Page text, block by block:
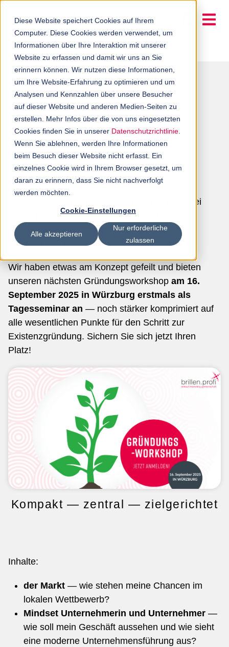
Diese Website speichert Cookies auf Ihrem
Computer. Diese Cookies werden verwendet, um
Informationen über Ihre Interaktion mit unserer
Website zu erfassen und damit wir uns an Sie
erinnern können. Wir nutzen diese Informationen,
um Ihre Website-Erfahrung zu optimieren und um
Analysen und Kennzahlen über unsere Besucher
auf dieser Website und anderen Medien-Seiten zu
erstellen. Mehr Infos über die von uns eingesetzten
Cookies finden Sie in unserer Datenschutzrichtlinie
Wenn Sie ablehnen, werden Ihre Informationen
beim Besuch dieser Website nicht erfasst. Ein
einzelnes Cookie wird in Ihrem Browser gesetzt, um
daran zu erinnern, dass Sie nicht nachverfolgt
werden möchten.
Cookie-Einstellungen
Alle akzeptieren
Nur erforderliche
zulassen
Kompakt & zielgerichtet in die
Selbständigkeit starten
10. Dez. 2025 – 9:14
Florian Beuchel
+49 (8341) 909 27-232
f.beuchel@brillen-profi.de
Seit fünf Jahren ein absolutes Erfolgsformat bei
brillen.profi, das schon viele motivierte
Jungunternehmer*innen in die Selbständigkeit
begleitet hat: unser Gründungsworkshop.
Wir haben etwas am Konzept gefeilt und bieten
unseren nächsten Gründungsworkshop am 16.
September 2025 in Würzburg erstmals als
Tagesseminar an — noch stärker komprimiert auf
alle wesentlichen Punkte für den Schritt zur
Existenzgründung. Sichern Sie sich jetzt Ihren
Platz!
Kompakt — zentral — zielgerichtet
Inhalte:
der Markt — wie stehen meine Chancen im
lokalen Wettbewerb?
Mindset Unternehmerin und Unternehmer —
wie soll mein Geschäft aussehen und wie sieht
eine moderne Unternehmensführung aus?